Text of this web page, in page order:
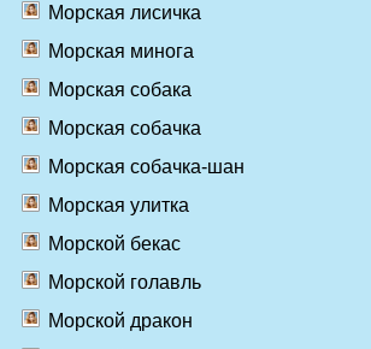
Морская лисичка
Морская минога
Морская собака
Морская собачка
Морская собачка-шан
Морская улитка
Морской бекас
Морской голавль
Морской дракон